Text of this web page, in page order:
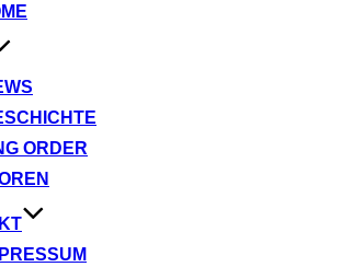
ORDER